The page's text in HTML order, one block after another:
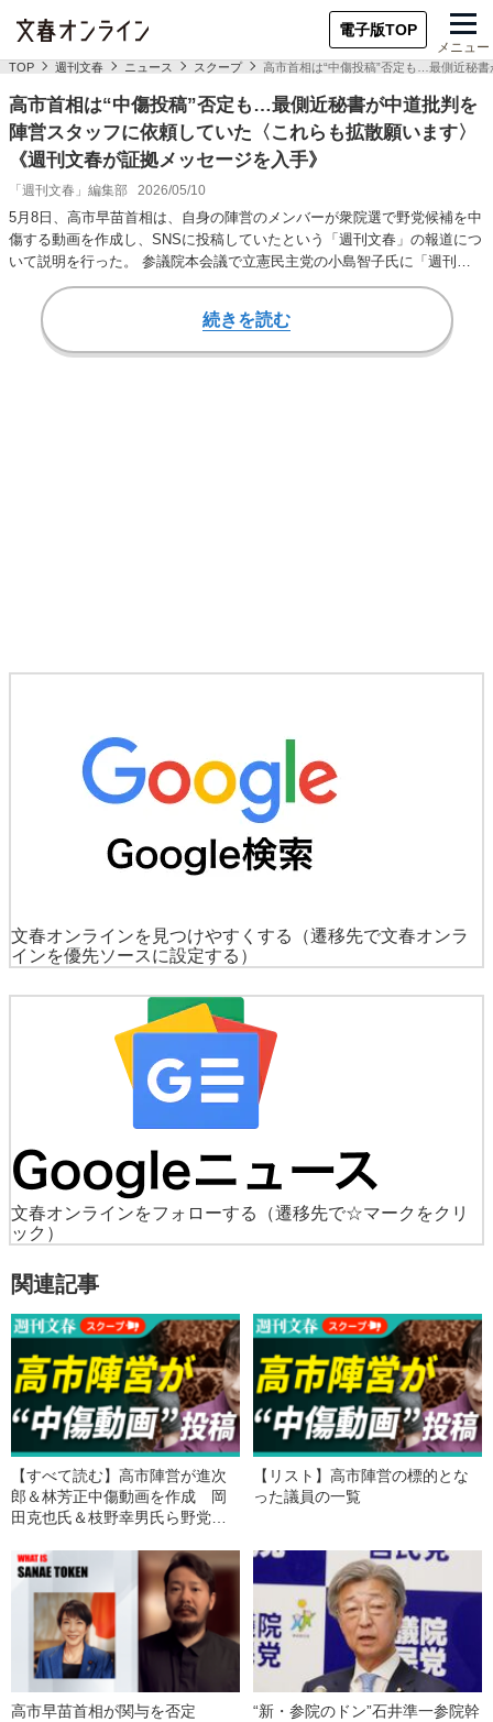
電子版TOP
メニュー
TOP 週刊文春 ニュース スクープ 高市首相は“中傷投稿”否定も…最側近秘
高市首相は“中傷投稿”否定も…最側近秘書が中道批判を
陣営スタッフに依頼していた〈これらも拡散願います〉
《週刊文春が証拠メッセージを入手》
「週刊文春」編集部 2026/05/10
5月8日、高市早苗首相は、自身の陣営のメンバーが衆院選で野党候補を中
傷する動画を作成し、SNSに投稿していたという「週刊文春」の報道につ
いて説明を行った。 参議院本会議で立憲民主党の小島智子氏に「週刊文
春」の報道に…
続きを読む
文春オンラインを見つけやすくする
（遷移先で文春オンラ
インを優先ソースに設定する）
文春オンラインをフォローする
（遷移先で☆マークをクリ
ック）
関連記事
【すべて読む】高市陣営が進次
郎＆林芳正中傷動画を作成 岡
田克也氏＆枝野幸男氏ら野党大
食に向かった小泉進次郎防衛相
【週刊文春・今週の政治ニュー
ス4/26～5/2】
【リスト】高市陣営の標的とな
った議員の一覧
高市早苗首相が関与を否定
“新・参院のドン”石井準一参院幹